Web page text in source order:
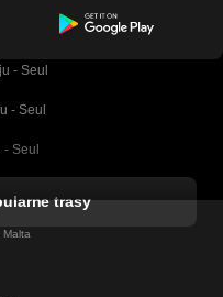
- Seul
- Seul
Seul
trasy